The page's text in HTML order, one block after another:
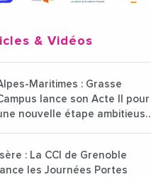
& Vidéos
Maritimes : Grasse
lance son Acte II pour
nouvelle étape ambitieuse
Isère : La CCI de Grenoble
lance les Journées Portes